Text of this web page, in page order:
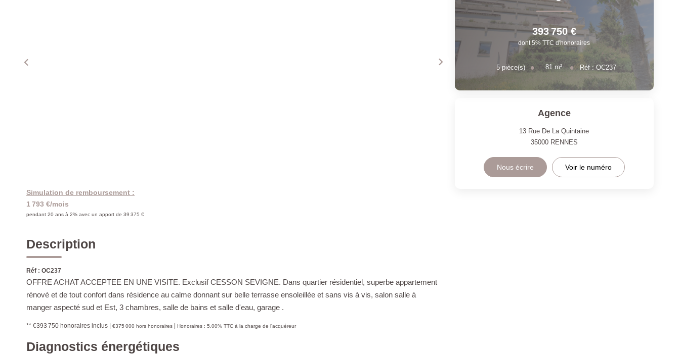
Simulation de remboursement :
1 793 €/mois
pendant 20 ans à 2% avec un apport de 39 375 €
Description
Réf : OC237
OFFRE ACHAT ACCEPTEE EN UNE VISITE. Exclusif CESSON SEVIGNE. Dans quartier résidentiel, superbe appartement
rénové et de tout confort dans résidence au calme donnant sur belle terrasse ensoleillée et sans vis à vis, salon salle à
manger aspecté sud et Est, 3 chambres, salle de bains et salle d'eau, garage .
** €393 750 honoraires inclus €375 000 hors honoraires Honoraires : 5.00% TTC à la charge de l'acquéreur
Diagnostics énergétiques
393 750 €
dont 5% TTC d'honoraires
5 pièce(s) 81 m² Réf : OC237
Agence
13 Rue De La Quintaine
35000 RENNES
Nous écrire Voir le numéro